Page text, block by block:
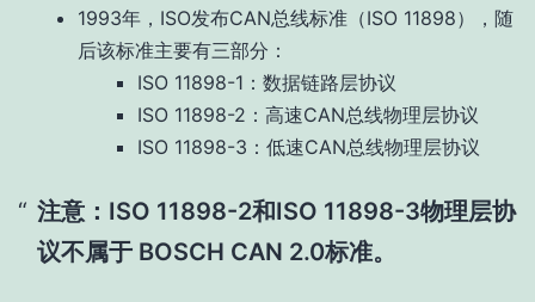
1993年，ISO发布CAN总线标准（ISO 11898），随
后该标准主要有三部分：
ISO 11898-1：数据链路层协议
ISO 11898-2：高速CAN总线物理层协议
ISO 11898-3：低速CAN总线物理层协议
注意：ISO 11898-2和ISO 11898-3物理层协
议不属于 BOSCH CAN 2.0标准。